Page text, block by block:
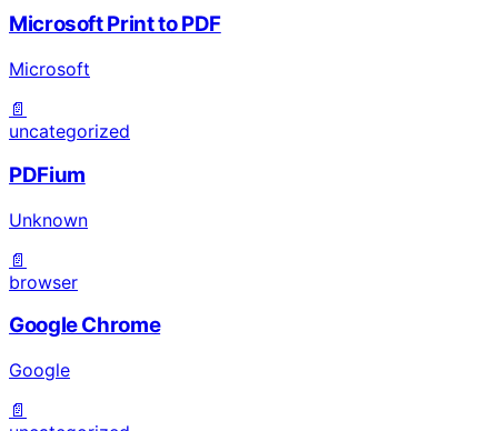
Microsoft Print to PDF
Microsoft
📄
uncategorized
PDFium
Unknown
📄
browser
Google Chrome
Google
📄